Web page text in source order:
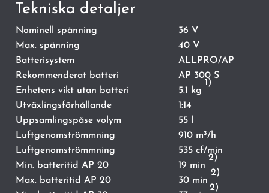
Tekniska detaljer
Nominell spänning
36 V
Max. spänning
40 V
Batterisystem
ALLPRO/AP
Rekommenderat batteri
AP 300 S
Enhetens vikt utan batteri
5.1 kg
1)
Utväxlingsförhållande
1:14
Uppsamlingspåse volym
55 l
Luftgenomströmmning
910 m³/h
Luftgenomströmmning
535 cf/min
Min. batteritid AP 20
19 min
2)
Max. batteritid AP 20 30 min
2)
2)